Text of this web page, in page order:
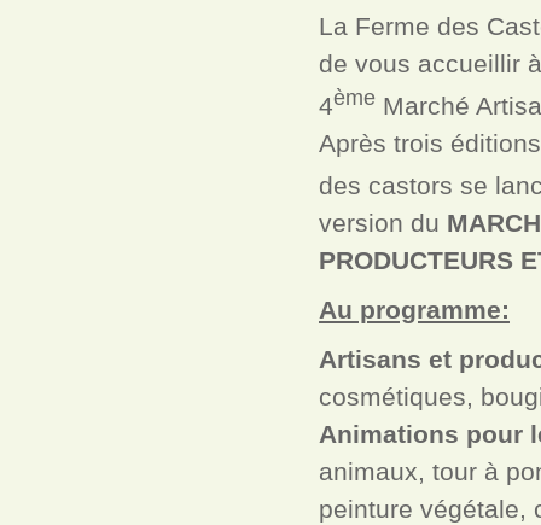
La Ferme des
de vous accueillir
4ème Marché
Après trois
des castors se
version du
PRODUCTEURS
Au programme:
Artisans et
cosmétiques,
Animations pour
animaux, tour à
peinture végétale,